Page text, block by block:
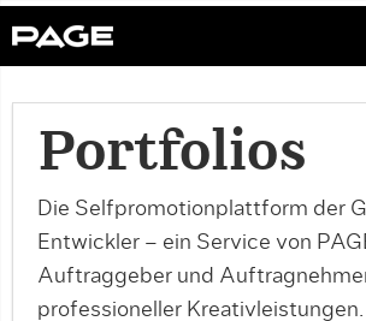
Portfolios
Die Selfpromotionplattform der
Entwickler – ein Service von
Auftraggeber und
professioneller Kreativleistungen.